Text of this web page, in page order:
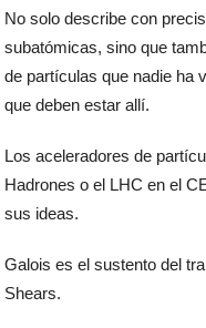
No solo describe con
subatómicas, sino que
de partículas que nadie ha
que deben estar allí.
Los aceleradores de
Hadrones o el LHC en el
sus ideas.
Galois es el sustento del
Shears.